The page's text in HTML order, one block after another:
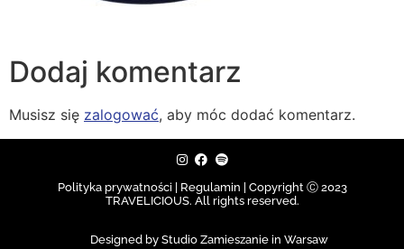
Dodaj komentarz
Musisz się zalogować, aby móc dodać komentarz.
Polityka prywatności | Regulamin | Copyright Ⓒ 2023
TRAVELICIOUS. All rights reserved.
Designed by Studio Zamieszanie in Warsaw